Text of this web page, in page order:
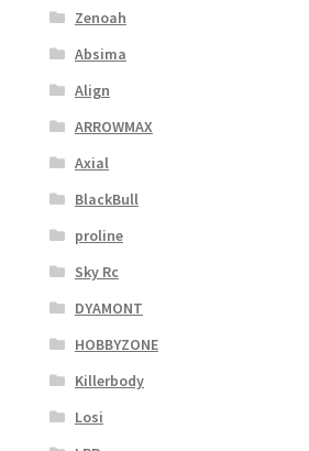
Zenoah
Absima
Align
ARROWMAX
Axial
BlackBull
proline
Sky Rc
DYAMONT
HOBBYZONE
Killerbody
Losi